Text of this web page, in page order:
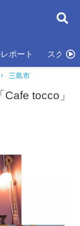
ポート スクール
三島市
tocco」